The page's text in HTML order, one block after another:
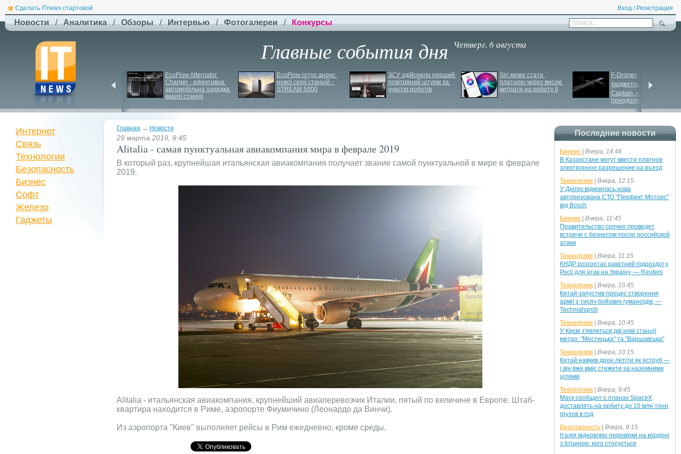
Сделать ITnews стартовой Вход / Регистрация
Новости / Аналитика / Обзоры / Интервью / Фотогалереи / Конкурсы поиск...
Главные события дня Четверг, 6 августа
соглашусь ни на какую
другую должность,
кроме министра
EcoFlow Alternator
Charger - ефективна
автомобільна зарядка
вашої станції
EcoFlow готує анонс
нової серії станцій -
STREAM 5000
ЗСУ здійснили перший
повітряний штурм за
участю роботів
Siri може стати
платною через високі
витрати на роботу ІІ
F-Drones представила
бюджетный дрон F-
Сaptain, который
преодолевает 100 км
Главная → Новости
29 марта 2019, 9:45
Alitalia - самая пунктуальная авиакомпания мира в феврале 2019
В который раз, крупнейшая итальянская авиакомпания получает звание самой пунктуальной в мире в феврале
2019.
Alitalia - итальянская авиакомпания, крупнейший авиаперевозчик Италии, пятый по величине в Европе. Штаб-
квартира находится в Риме, аэропорте Фиумичино (Леонардо да Винчи).
Из аэропорта "Киев" выполняет рейсы в Рим ежедневно, кроме среды.
Интернет
Связь
Технологии
Безопасность
Бизнес
Софт
Железо
Гаджеты
Последние новости
Бизнес
Вчера, 14:48
В Казахстане могут ввести платное
электронное разрешение на въезд
Технологии
Вчера, 12:15
У Дніпрі відкрилась нова
авторизована СТО "Перфект Моторс"
від Bosch
Бизнес
Вчера, 11:45
Правительство срочно проведет
встречи с бизнесом после российской
атаки
Технологии
Вчера, 11:15
КНДР розгортає ракетний підрозділ у
Росії для атак на Україну, — Reuters
Технологии
Вчера, 10:45
Китай запустив процес створення
армії з тисяч бойових гуманоїдів, —
Techniahqrob
Технологии
Вчера, 10:45
У Києві з'являться дві нові станції
метро: "Мостицька" та "Варшавська"
Технологии
Вчера, 10:15
Китай навчив дрон летіти як яструб —
і він вже вміє стежити за наземними
цілями
Технологии
Вчера, 9:45
Маск сообщил о планах SpaceX
доставлять на орбиту до 10 млн тонн
грузов в год
Безопасность
Вчера, 9:15
Італія відновлює перевірки на кордоні
з Іспанією: кого стосується